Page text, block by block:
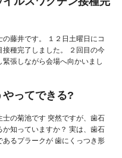
の藤井です。 １２日土曜日にコ
接種完了しました。 ２回目の今
緊張しながら会場へ向かいまし
ってできる?
士の菊池です 突然ですが、歯石
か知っていますか？ 実は、歯石
あるプラークが 歯にくっつき形